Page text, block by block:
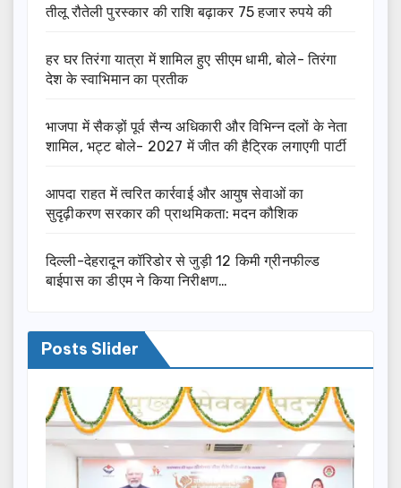
तीलू रौतेली पुरस्कार की राशि बढ़ाकर 75 हजार रुपये की
हर घर तिरंगा यात्रा में शामिल हुए सीएम धामी, बोले- तिरंगा
देश के स्वाभिमान का प्रतीक
भाजपा में सैकड़ों पूर्व सैन्य अधिकारी और विभिन्न दलों के नेता
शामिल, भट्ट बोले- 2027 में जीत की हैट्रिक लगाएगी पार्टी
आपदा राहत में त्वरित कार्रवाई और आयुष सेवाओं का
सुदृढ़ीकरण सरकार की प्राथमिकता: मदन कौशिक
दिल्ली-देहरादून कॉरिडोर से जुड़ी 12 किमी ग्रीनफील्ड
बाईपास का डीएम ने किया निरीक्षण…
Posts Slider